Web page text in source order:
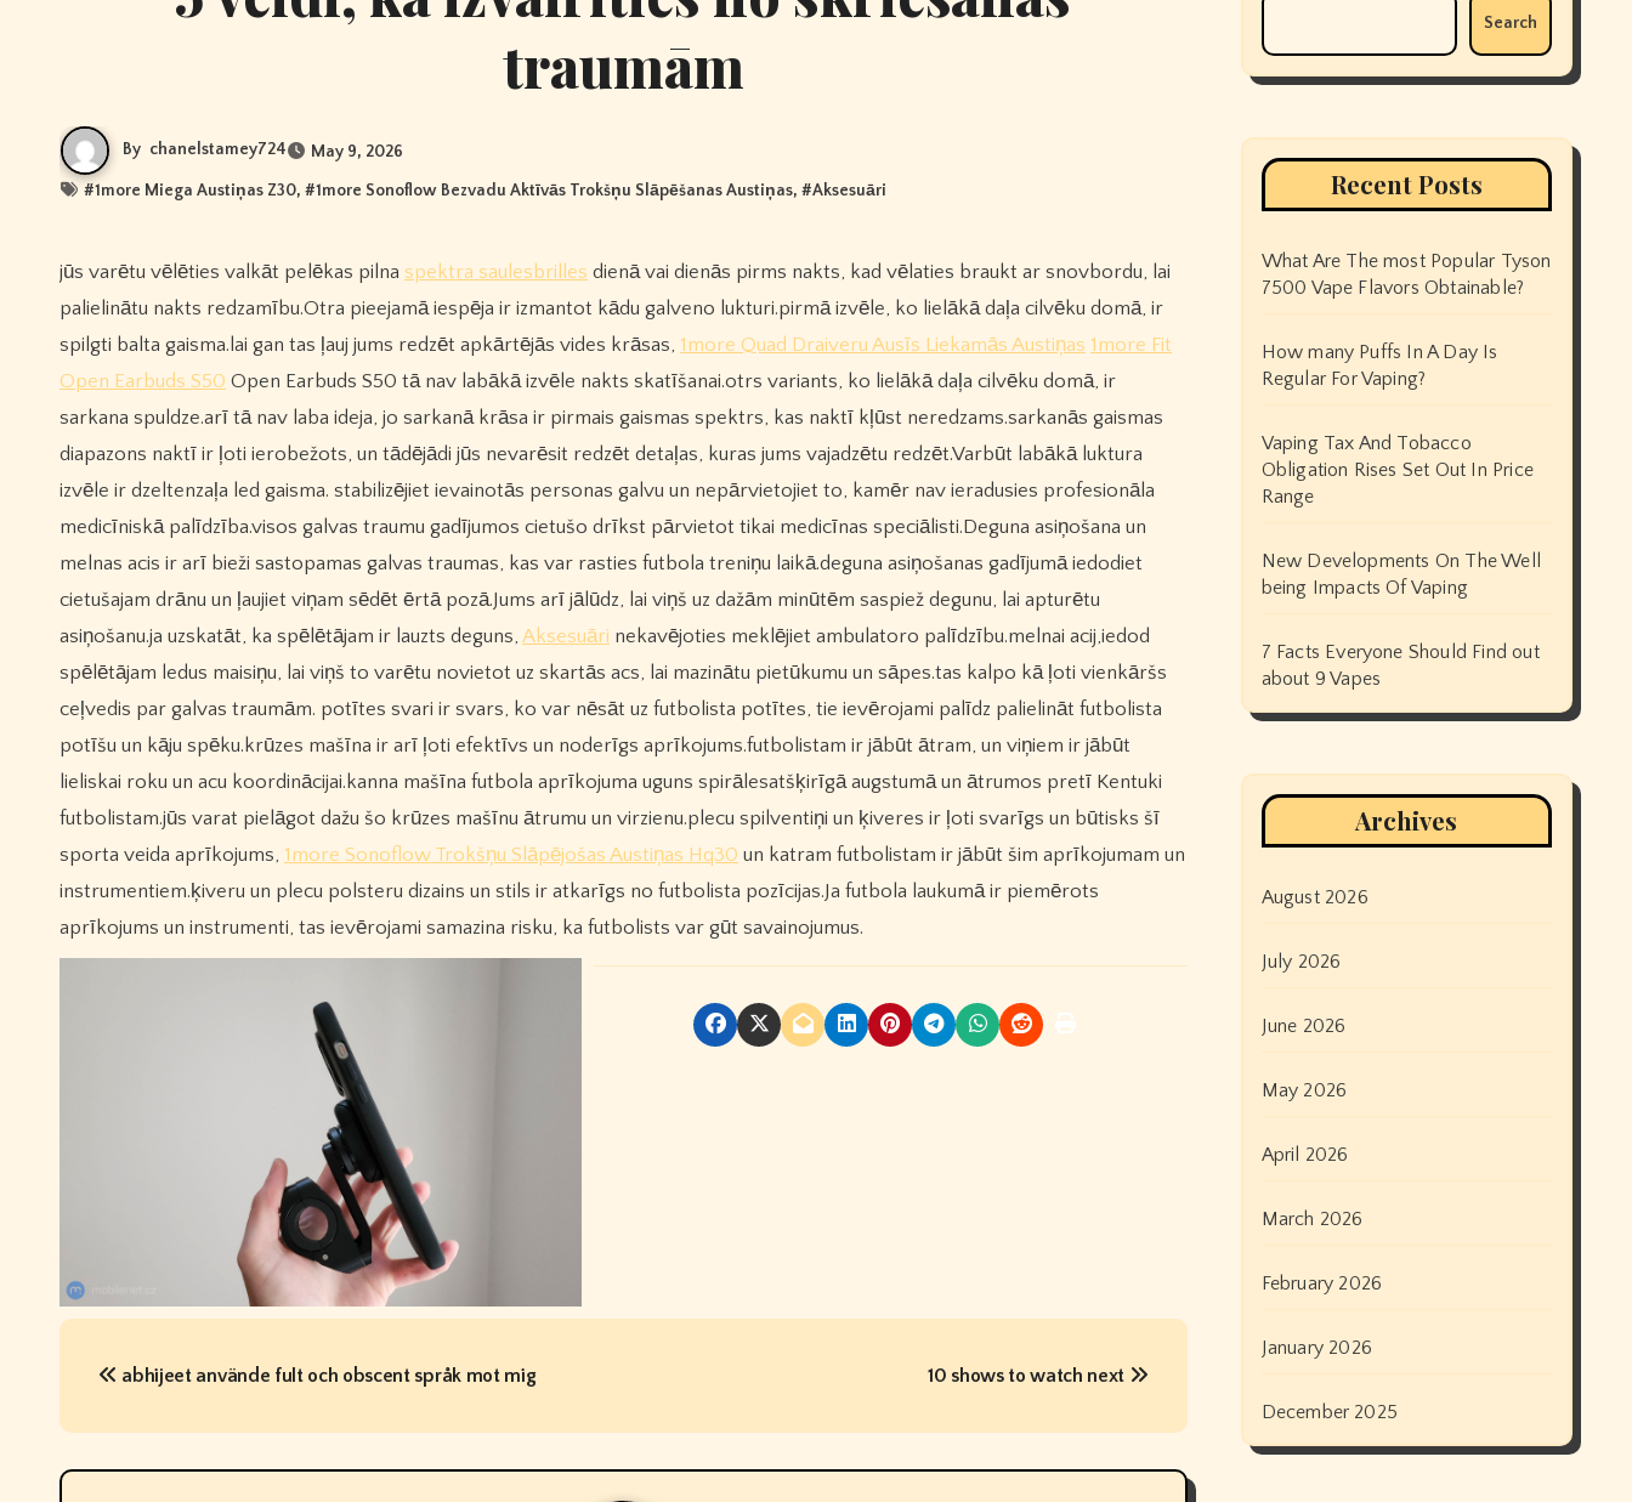
traumām
By chanelstamey724 May 9, 2026
#1more Miega Austiņas Z30, #1more Sonoflow Bezvadu Aktīvās Trokšņu Slāpēšanas Austiņas, #Aksesuāri
jūs varētu vēlēties valkāt pelēkas pilna spektra saulesbrilles dienā vai dienās pirms nakts, kad vēlaties braukt ar snovbordu, lai
palielinātu nakts redzamību.Otra pieejamā iespēja ir izmantot kādu galveno lukturi.pirmā izvēle, ko lielākā daļa cilvēku domā, ir
spilgti balta gaisma.lai gan tas ļauj jums redzēt apkārtējās vides krāsas, 1more Quad Draiveru Ausīs Liekamās Austiņas 1more Fit
Open Earbuds S50 Open Earbuds S50 tā nav labākā izvēle nakts skatīšanai.otrs variants, ko lielākā daļa cilvēku domā, ir
sarkana spuldze.arī tā nav laba ideja, jo sarkanā krāsa ir pirmais gaismas spektrs, kas naktī kļūst neredzams.sarkanās gaismas
diapazons naktī ir ļoti ierobežots, un tādējādi jūs nevarēsit redzēt detaļas, kuras jums vajadzētu redzēt.Varbūt labākā luktura
izvēle ir dzeltenzaļa led gaisma. stabilizējiet ievainotās personas galvu un nepārvietojiet to, kamēr nav ieradusies profesionāla
medicīniskā palīdzība.visos galvas traumu gadījumos cietušo drīkst pārvietot tikai medicīnas speciālisti.Deguna asiņošana un
melnas acis ir arī bieži sastopamas galvas traumas, kas var rasties futbola treniņu laikā.deguna asiņošanas gadījumā iedodiet
cietušajam drānu un ļaujiet viņam sēdēt ērtā pozā.Jums arī jālūdz, lai viņš uz dažām minūtēm saspiež degunu, lai apturētu
asiņošanu.ja uzskatāt, ka spēlētājam ir lauzts deguns, Aksesuāri nekavējoties meklējiet ambulatoro palīdzību.melnai acij,iedod
spēlētājam ledus maisiņu, lai viņš to varētu novietot uz skartās acs, lai mazinātu pietūkumu un sāpes.tas kalpo kā ļoti vienkāršs
ceļvedis par galvas traumām. potītes svari ir svars, ko var nēsāt uz futbolista potītes, tie ievērojami palīdz palielināt futbolista
potīšu un kāju spēku.krūzes mašīna ir arī ļoti efektīvs un noderīgs aprīkojums.futbolistam ir jābūt ātram, un viņiem ir jābūt
lieliskai roku un acu koordinācijai.kanna mašīna futbola aprīkojuma uguns spirālesatšķirīgā augstumā un ātrumos pretī Kentuki
futbolistam.jūs varat pielāgot dažu šo krūzes mašīnu ātrumu un virzienu.plecu spilventiņi un ķiveres ir ļoti svarīgs un būtisks šī
sporta veida aprīkojums, 1more Sonoflow Trokšņu Slāpējošas Austiņas Hq30 un katram futbolistam ir jābūt šim aprīkojumam un
instrumentiem.ķiveru un plecu polsteru dizains un stils ir atkarīgs no futbolista pozīcijas.Ja futbola laukumā ir piemērots
aprīkojums un instrumenti, tas ievērojami samazina risku, ka futbolists var gūt savainojumus.
t
n
v
i
abhijeet använde fult och obscent språk mot mig 10 shows to watch next
Search
Recent Posts
What Are The most Popular Tyson
7500 Vape Flavors Obtainable?
How many Puffs In A Day Is
Regular For Vaping?
Vaping Tax And Tobacco
Obligation Rises Set Out In Price
Range
New Developments On The Well
being Impacts Of Vaping
7 Facts Everyone Should Find out
about 9 Vapes
Archives
August 2026
July 2026
June 2026
May 2026
April 2026
March 2026
February 2026
January 2026
December 2025